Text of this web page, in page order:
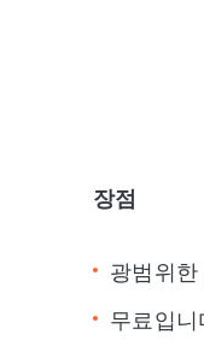
장점
광범위
무료입니